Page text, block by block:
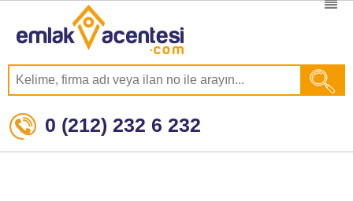
0 (212) 232 6 232